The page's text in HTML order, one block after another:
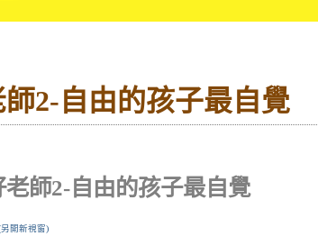
2-自由的孩子最自覺
師2-自由的孩子最自覺
開新視窗)